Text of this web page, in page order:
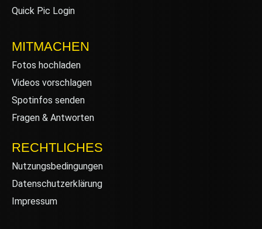
Quick Pic Login
MITMACHEN
Fotos hochladen
Videos vorschlagen
Spotinfos senden
Fragen & Antworten
RECHTLICHES
Nutzungsbedingungen
Datenschutzerklärung
Impressum